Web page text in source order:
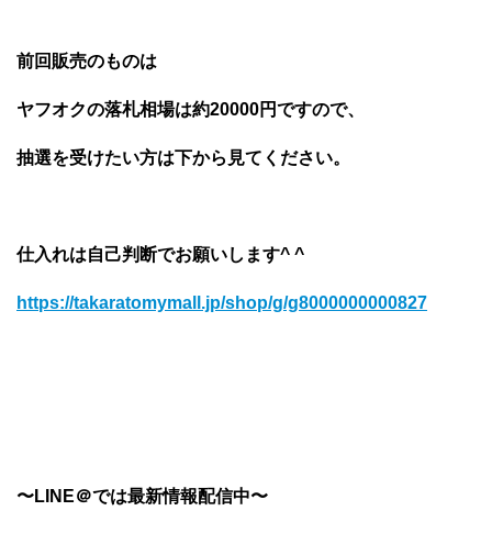
前回販売のものは
ヤフオクの落札相場は約20000円ですので、
抽選を受けたい方は下から見てください。
仕入れは自己判断でお願いします^ ^
https://takaratomymall.jp/shop/g/g8000000000827
〜LINE＠では最新情報配信中〜